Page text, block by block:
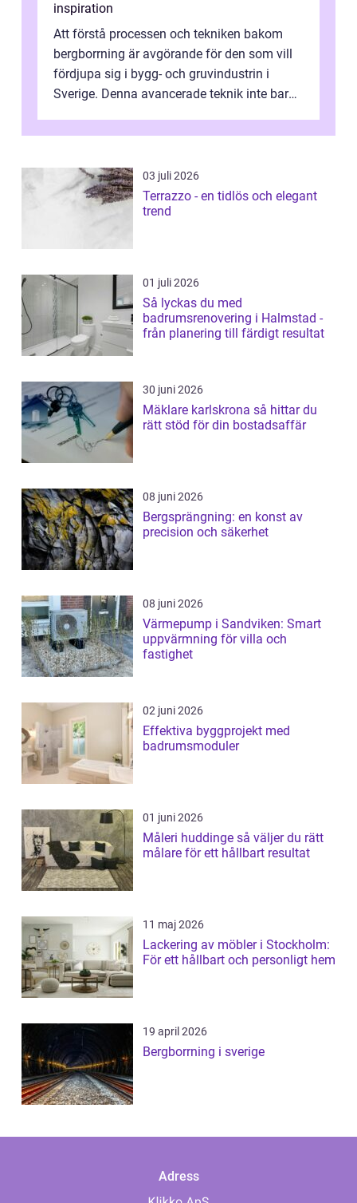
inspiration
Att förstå processen och tekniken bakom
bergborrning är avgörande för den som vill
fördjupa sig i bygg- och gruvindustrin i
Sverige. Denna avancerade teknik inte bara
03 juli 2026
Terrazzo - en tidlös och elegant
trend
01 juli 2026
Så lyckas du med
badrumsrenovering i Halmstad -
från planering till färdigt resultat
30 juni 2026
Mäklare karlskrona så hittar du
rätt stöd för din bostadsaffär
08 juni 2026
Bergsprängning: en konst av
precision och säkerhet
08 juni 2026
Värmepump i Sandviken: Smart
uppvärmning för villa och
fastighet
02 juni 2026
Effektiva byggprojekt med
badrumsmoduler
01 juni 2026
Måleri huddinge så väljer du rätt
målare för ett hållbart resultat
11 maj 2026
Lackering av möbler i Stockholm:
För ett hållbart och personligt hem
19 april 2026
Bergborrning i sverige
Adress